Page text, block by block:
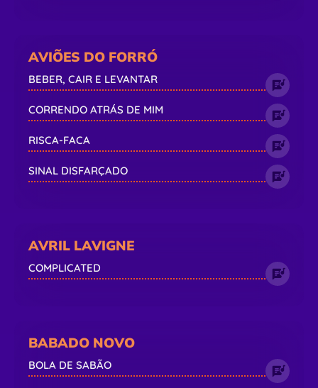
AVIÕES DO FORRÓ
BEBER, CAIR E LEVANTAR
CORRENDO ATRÁS DE MIM
RISCA-FACA
SINAL DISFARÇADO
AVRIL LAVIGNE
COMPLICATED
BABADO NOVO
BOLA DE SABÃO